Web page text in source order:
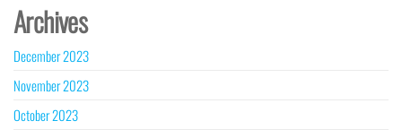
Archives
December 2023
November 2023
October 2023